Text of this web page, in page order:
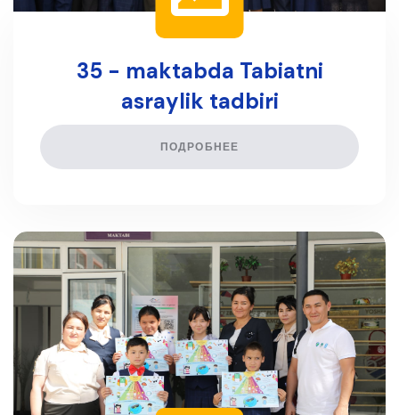
35 - maktabda Tabiatni
asraylik tadbiri
ПОДРОБНЕЕ